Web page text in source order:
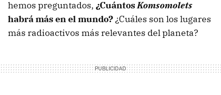
hemos preguntados, ¿CuántosKomsomolets
habrá más en el mundo?¿Cuáles son los lugares
más radioactivos más relevantes del planeta?